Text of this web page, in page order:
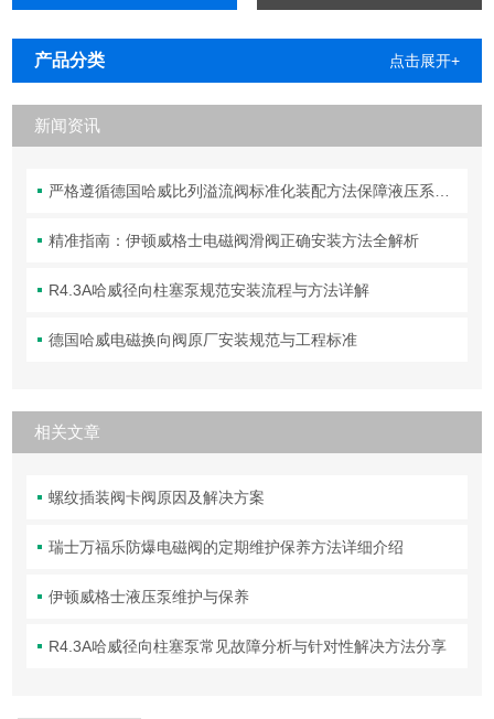
产品分类 点击展开+
新闻资讯
严格遵循德国哈威比列溢流阀标准化装配方法保障液压系统压力调控精准可靠
精准指南：伊顿威格士电磁阀滑阀正确安装方法全解析
R4.3A哈威径向柱塞泵规范安装流程与方法详解
德国哈威电磁换向阀原厂安装规范与工程标准
相关文章
螺纹插装阀卡阀原因及解决方案
瑞士万福乐防爆电磁阀的定期维护保养方法详细介绍
伊顿威格士液压泵维护与保养
R4.3A哈威径向柱塞泵常见故障分析与针对性解决方法分享